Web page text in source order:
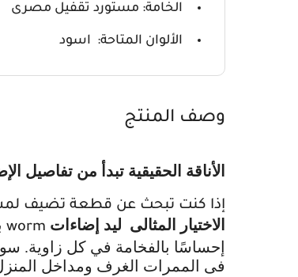
الخامة: مستورد تقفيل مصرى
الألوان المتاحة: اسود
وصف المنتج
الأناقة الحقيقية تبدأ من تفاصيل
إذا كنت تبحث عن قطعة تضيف
الاختيار المثالى ليد إضاءات
إحساسًا بالفخامة في كل زاوية.
فى الممرات الغرف ومداخل